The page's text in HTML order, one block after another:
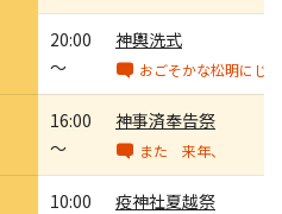
20:00
～
神輿洗式
おごそかな松明にじ
16:00
～
神事済奉告祭
また 来年、
10:00
疫神社夏越祭